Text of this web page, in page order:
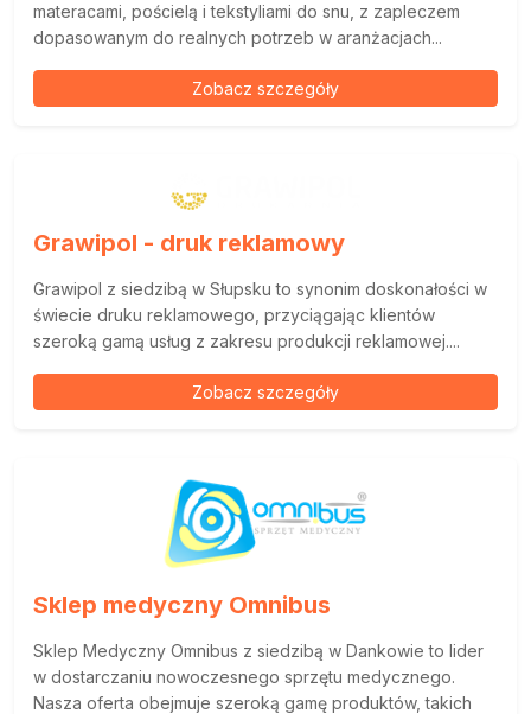
materacami, pościelą i tekstyliami do snu, z zapleczem
dopasowanym do realnych potrzeb w aranżacjach...
Zobacz szczegóły
Grawipol - druk reklamowy
Grawipol z siedzibą w Słupsku to synonim doskonałości w
świecie druku reklamowego, przyciągając klientów
szeroką gamą usług z zakresu produkcji reklamowej....
Zobacz szczegóły
Sklep medyczny Omnibus
Sklep Medyczny Omnibus z siedzibą w Dankowie to lider
w dostarczaniu nowoczesnego sprzętu medycznego.
Nasza oferta obejmuje szeroką gamę produktów, takich